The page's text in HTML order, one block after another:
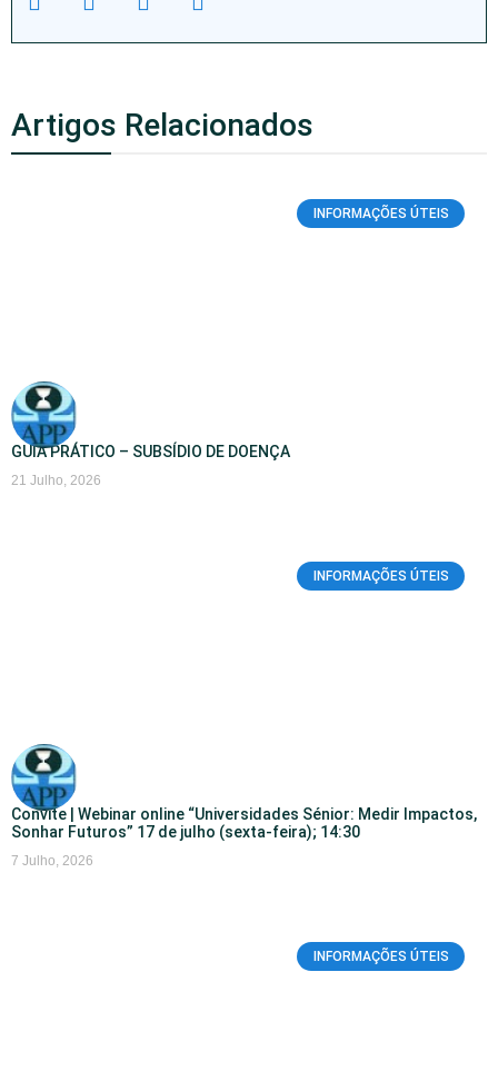
Artigos Relacionados
INFORMAÇÕES ÚTEIS
GUIA PRÁTICO – SUBSÍDIO DE DOENÇA
21 Julho, 2026
INFORMAÇÕES ÚTEIS
Convite | Webinar online “Universidades Sénior: Medir Impactos,
Sonhar Futuros” 17 de julho (sexta-feira); 14:30
7 Julho, 2026
INFORMAÇÕES ÚTEIS